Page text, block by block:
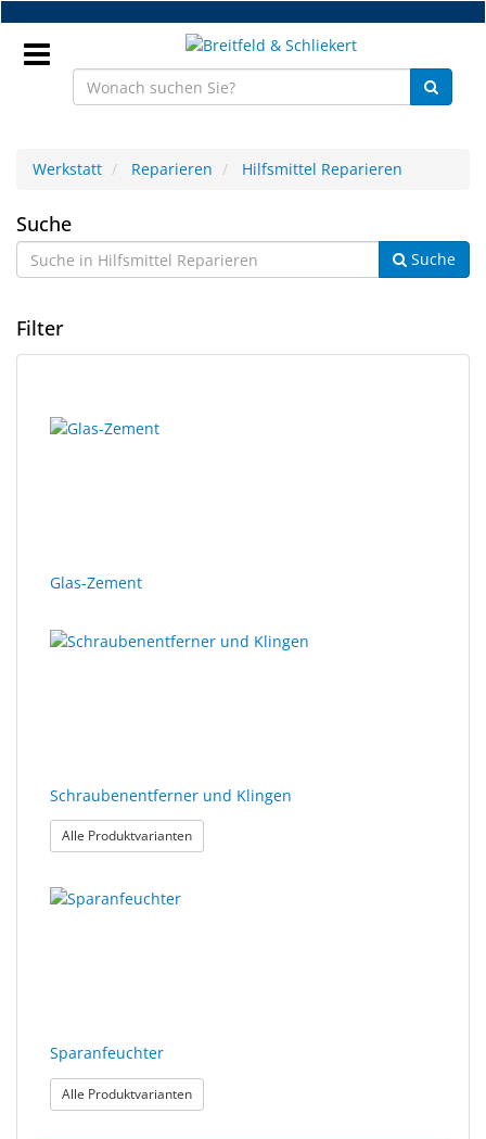
Zum
Hauptinhalt
springen
NEU
Brillenteile
Handelsware
JustMILO
Optische
Instrumente
Werkstatt Reparieren Hilfsmittel Reparieren
Hilfsmittel
Reparieren
Suche
Suche
Filter
Ergebnisse
gerendert.
Glas-Zement
Schraubenentferner und Klingen
Alle Produktvarianten: Schraubenentferner und Klingen
Sparanfeuchter
Alle Produktvarianten: Sparanfeuchter